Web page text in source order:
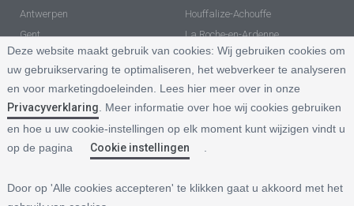
Antwerpen
Gent
Waasland
Brussel - Leuven - Tienen
Hasselt
Kempen
Meetjesland
Houffalize-Achouffe
La Roche-en-Ardenne
Vielsalm
Arlon - Habay
Libramont
Marche-en-Famenne - Hotton
LAAT JE
INSPIREREN
BEDRIJVEN
Deze website maakt gebruik van cookies: Wij gebruiken cookies om
uw gebruikservaring te optimaliseren, het webverkeer te analyseren
en voor marketingdoeleinden. Lees hier meer over in onze
Privacyverklaring . Meer informatie over hoe wij cookies gebruiken
en hoe u uw cookie-instellingen op elk moment kunt wijzigen vindt u
op de pagina
Cookie instellingen
Door op 'Alle cookies accepteren' te klikken gaat u akkoord met het